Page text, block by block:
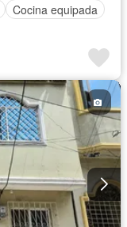
Cocina equipada